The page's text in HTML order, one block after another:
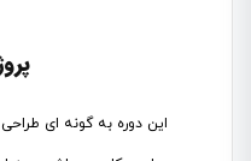
این دوره به گونه ای